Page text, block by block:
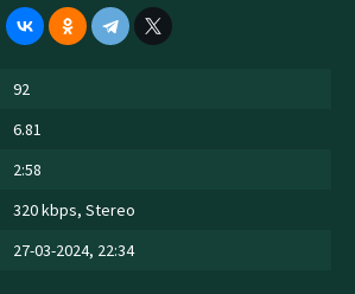
92
6.81
2:58
320 kbps, Stereo
27-03-2024, 22:34